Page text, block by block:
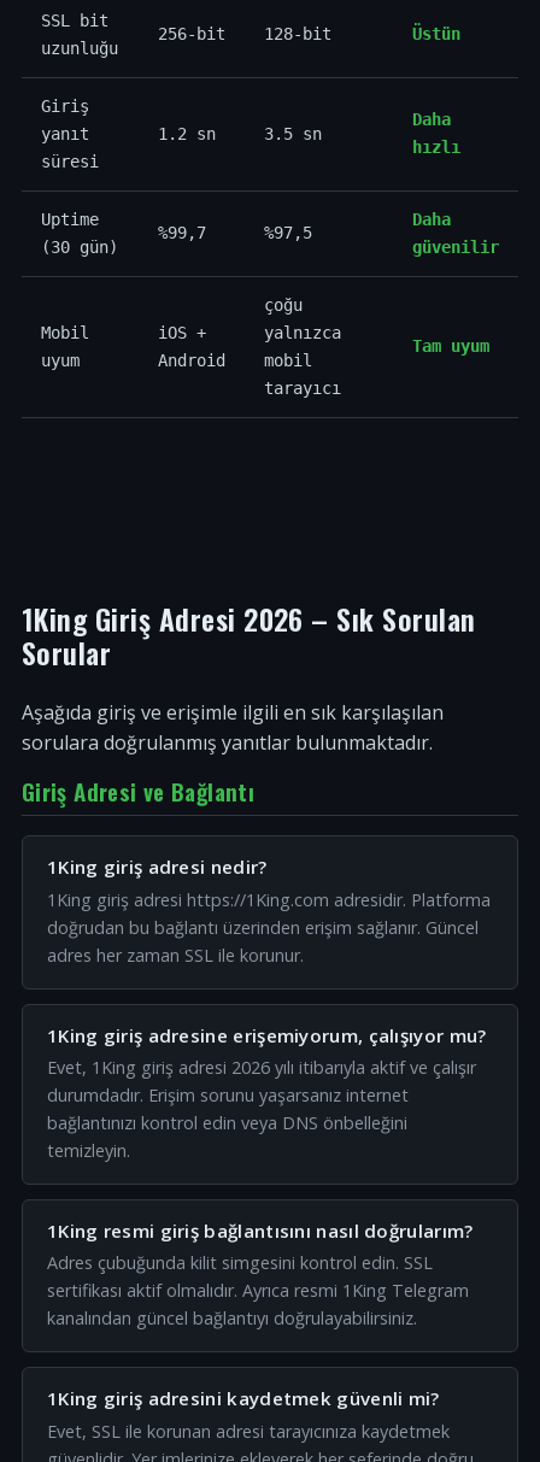
SSL bit
uzunluğu
256-bit 128-bit Üstün
Giriş
yanıt
süresi
1.2 sn 3.5 sn
Daha
hızlı
Uptime
(30 gün)
%99,7 %97,5
Daha
güvenilir
Mobil
uyum
iOS +
Android
çoğu
yalnızca
mobil
tarayıcı
Tam uyum
1King Giriş Adresi 2026 – Sık Sorulan
Sorular
Aşağıda giriş ve erişimle ilgili en sık karşılaşılan
sorulara doğrulanmış yanıtlar bulunmaktadır.
Giriş Adresi ve Bağlantı
1King giriş adresi nedir?
1King giriş adresi https://1King.com adresidir. Platforma
doğrudan bu bağlantı üzerinden erişim sağlanır. Güncel
adres her zaman SSL ile korunur.
1King giriş adresine erişemiyorum, çalışıyor mu?
Evet, 1King giriş adresi 2026 yılı itibarıyla aktif ve çalışır
durumdadır. Erişim sorunu yaşarsanız internet
bağlantınızı kontrol edin veya DNS önbelleğini
temizleyin.
1King resmi giriş bağlantısını nasıl doğrularım?
Adres çubuğunda kilit simgesini kontrol edin. SSL
sertifikası aktif olmalıdır. Ayrıca resmi 1King Telegram
kanalından güncel bağlantıyı doğrulayabilirsiniz.
1King giriş adresini kaydetmek güvenli mi?
Evet, SSL ile korunan adresi tarayıcınıza kaydetmek